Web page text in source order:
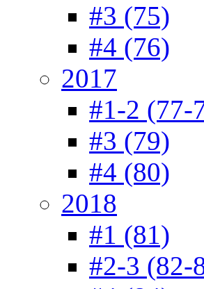
#3 (75)
#4 (76)
2017
#1-2 (77-
#3 (79)
#4 (80)
2018
#1 (81)
#2-3 (82-